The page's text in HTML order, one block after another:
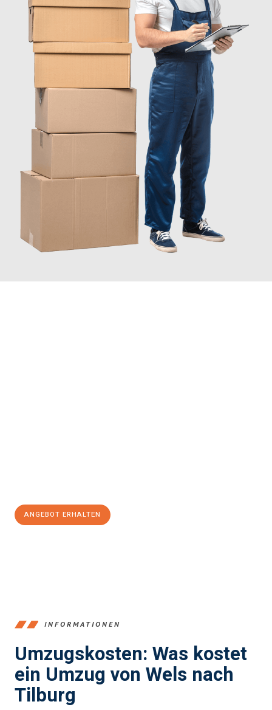
ANGEBOT ERHALTEN
INFORMATIONEN
Umzugskosten: Was kostet
ein Umzug von Wels nach
Tilburg